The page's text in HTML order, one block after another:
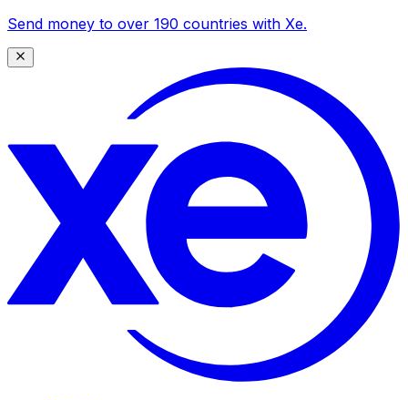
Send money to over 190 countries with Xe.